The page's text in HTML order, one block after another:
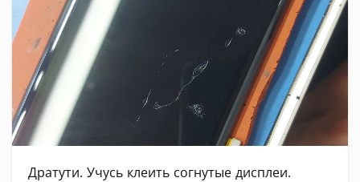
Дратути. Учусь клеить согнутые дисплеи.